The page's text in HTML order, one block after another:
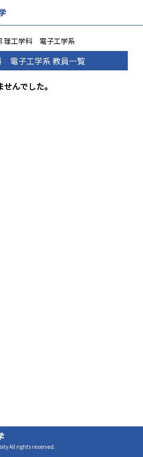
理工学科 電子工学系
電子工学系 教員一覧
んでした。
All rights reserved.